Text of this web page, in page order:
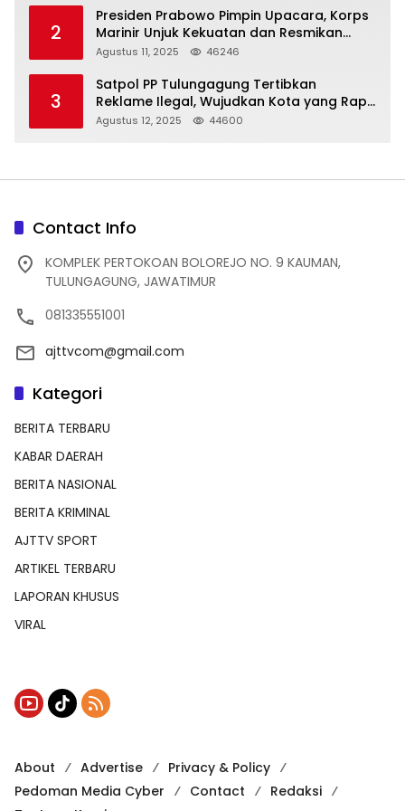
2
Presiden Prabowo Pimpin Upacara, Korps
Marinir Unjuk Kekuatan dan Resmikan
Struktur Baru
Agustus 11, 2025 46246
3
Satpol PP Tulungagung Tertibkan
Reklame Ilegal, Wujudkan Kota yang Rapi
dan Indah
Agustus 12, 2025 44600
Contact Info
KOMPLEK PERTOKOAN BOLOREJO NO. 9 KAUMAN,
TULUNGAGUNG, JAWATIMUR
081335551001
ajttvcom@gmail.com
Kategori
BERITA TERBARU
KABAR DAERAH
BERITA NASIONAL
BERITA KRIMINAL
AJTTV SPORT
ARTIKEL TERBARU
LAPORAN KHUSUS
VIRAL
About Advertise
Privacy & Policy
Pedoman Media Cyber
Contact
Redaksi